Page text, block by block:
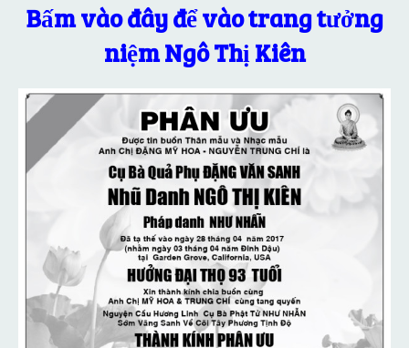
Bấm vào đây để vào trang tưởng
niệm Ngô Thị Kiên